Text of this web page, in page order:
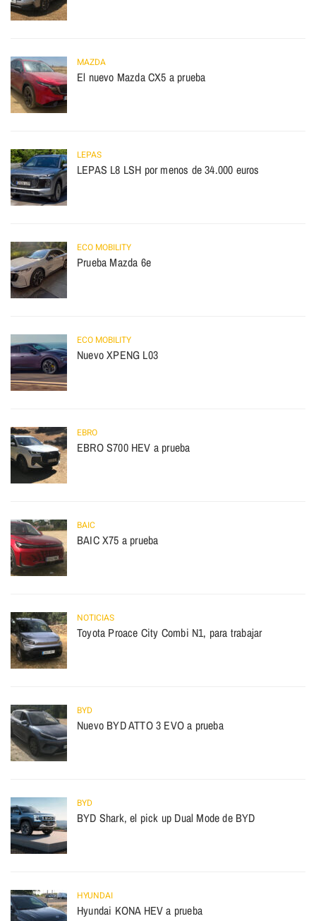
MAZDA
El nuevo Mazda CX5 a prueba
LEPAS
LEPAS L8 LSH por menos de 34.000 euros
ECO MOBILITY
Prueba Mazda 6e
ECO MOBILITY
Nuevo XPENG L03
EBRO
EBRO S700 HEV a prueba
BAIC
BAIC X75 a prueba
NOTICIAS
Toyota Proace City Combi N1, para trabajar
BYD
Nuevo BYD ATTO 3 EVO a prueba
BYD
BYD Shark, el pick up Dual Mode de BYD
HYUNDAI
Hyundai KONA HEV a prueba